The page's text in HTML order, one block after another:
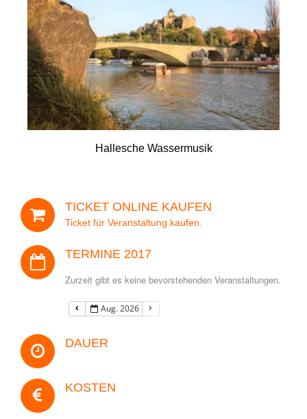
- Kontakt
- Häufige Fragen
- Feedback
Tel. 0345 13530800
Ihre E-Mail-Adresse (Pflichtfeld)
Ihre Telefon-Nr.(Pflichtfeld)
Veranstaltung
Anzahl der Personen
Hallesche Wassermusik
TICKET ONLINE KAUFEN
Ticket für Veranstaltung kaufen.
TERMINE 2017
Zurzeit gibt es keine bevorstehenden Veranstaltungen.
Aug. 2026
DAUER
KOSTEN